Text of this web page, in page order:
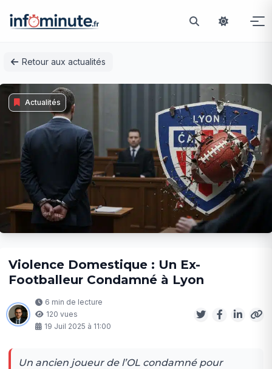
Retour aux actualités
Actualités
Violence Domestique : Un Ex-
Footballeur Condamné à Lyon
6 min de lecture
120 vues
19 Juil 2025 à 11:00
Un ancien joueur de l’OL condamné pour